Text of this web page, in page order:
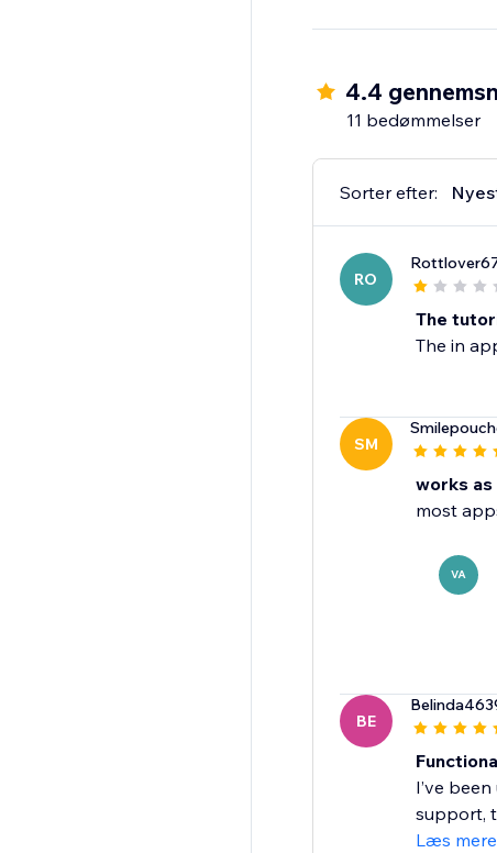
4.4
11 bedømmelser
Sorter efter:
RO
The
The in
SM
works
most
VA
BE
I’ve
support,
Læs mere